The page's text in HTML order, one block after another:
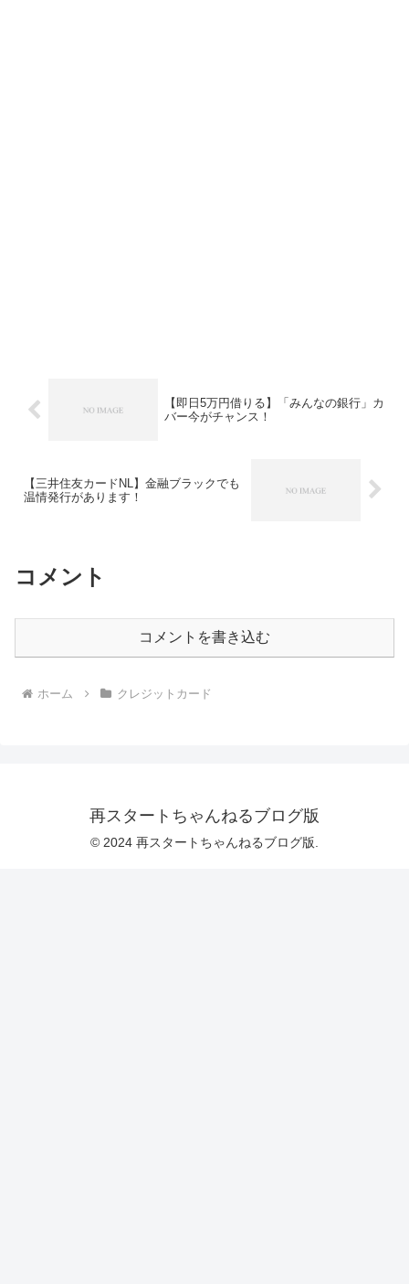
【即日5万円借りる】「みんなの銀行」カ
バー今がチャンス！
【三井住友カードNL】金融ブラックでも
温情発行があります！
コメント
コメントを書き込む
ホーム クレジットカード
再スタートちゃんねるブログ版
© 2024 再スタートちゃんねるブログ版.